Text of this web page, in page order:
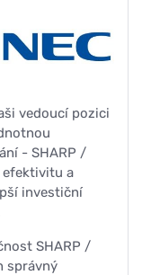
vedoucí pozici
- SHARP /
efektivitu a
investiční
SHARP /
správný